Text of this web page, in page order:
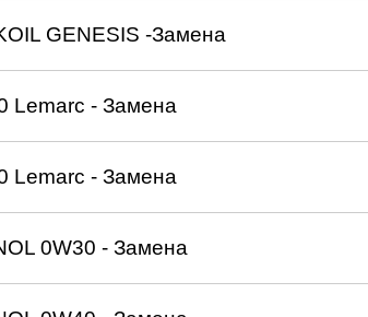
GENESIS -Замена
Lemarc - Замена
Lemarc - Замена
0W30 - Замена